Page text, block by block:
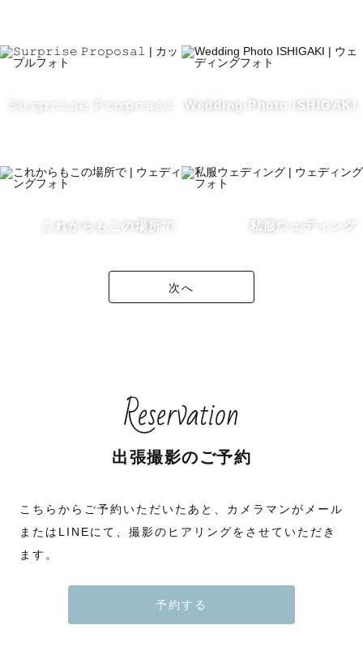
𝚂𝚞𝚛𝚙𝚛𝚒𝚜𝚎 𝙿𝚛𝚘𝚙𝚘𝚜𝚊𝚕 Wedding Photo ISHIGAKI
これからもこの場所で 私服ウェディング
次へ
Reservation
出張撮影のご予約
こちらからご予約いただいたあと、カメラマンがメール
またはLINEにて、撮影のヒアリングをさせていただき
ます。
予約する